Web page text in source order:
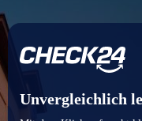
Unvergleichlich